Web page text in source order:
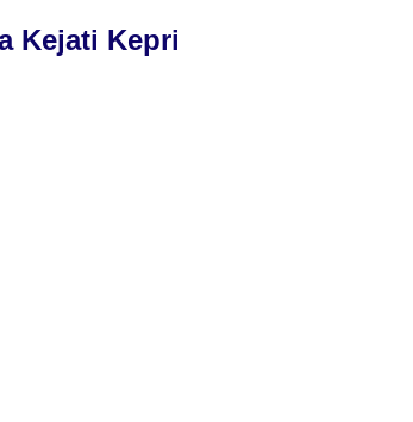
Kejati Kepri